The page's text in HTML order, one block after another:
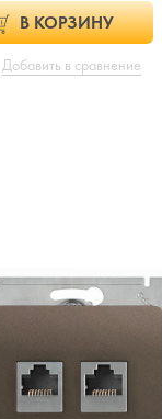
В КОРЗИНУ
Добавить в сравнение